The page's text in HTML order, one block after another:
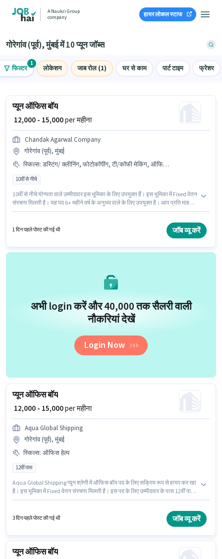
A Naukri Group
company
हायर लोकल स्टाफ
गोरेगांव (पूर्व), मुंबई में 10 प्यून जॉब्स
फिल्टर
1
लोकेशन जाब रोल (1) घर से काम पार्ट टाइम फ्रेशर
प्यून ऑफिस बॉय
₹ 12,000 - 15,000per महीना
Chandak Agarwal Company
गोरेगांव (पूर्व), मुंबई
स्किल्स: डस्टिंग/ क्लीनिंग, फोटोकॉपींग, टी/कॉफी मेकिंग, ऑफिस हेल्प, टी/कॉफी सर्विंग
10वीं से नीचे
10वीं से नीचे योग्यता वाले उम्मीदवार इस भूमिका के लिए उपयुक्त हैं। इस भूमिका में Fixed वेतन
संरचना मिलती है। यह पद 6+ महीने वर्ष के अनुभव वाले के लिए उपयुक्त है। आप प्रति माह
(पूर्व), मुंबई में है। Chandak Agarwal Company में प्यून श्रेणी में ऑफिस बॉय के रूप में
1 दिन पहले पोस्ट की गई थी जॉब व्यू करें
अभी login करें और ₹40,000 तक सैलरी वाली
नौकरियां देखें
Login Now
प्यून ऑफिस बॉय
₹ 12,000 - 15,000per महीना
Aqua Global Shipping
गोरेगांव (पूर्व), मुंबई
स्किल्स: ऑफिस हेल्प
12वीं पास
Aqua Global Shipping प्यून श्रेणी में ऑफिस बॉय पद के लिए सक्रिय रूप से हायर कर रहा
है। इस भूमिका में Fixed वेतन संरचना मिलती है। इस पद के लिए उम्मीदवार के पास 12वीं पास
रहेगा। यह नौकरी गोरेगांव (पूर्व), मुंबई में स्थित है।
3 दिन पहले पोस्ट की गई थी जॉब व्यू करें
प्यून ऑफिस बॉय